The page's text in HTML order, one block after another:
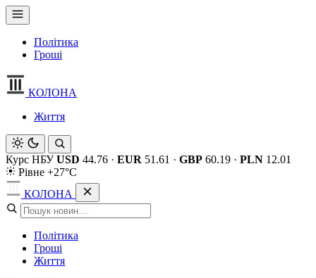
Політика
Гроші
КОЛОНА
Життя
Курс НБУ USD 44.76 · EUR 51.61 · GBP 60.19 · PLN 12.01
Рівне +27°C
КОЛОНА
Політика
Гроші
Життя